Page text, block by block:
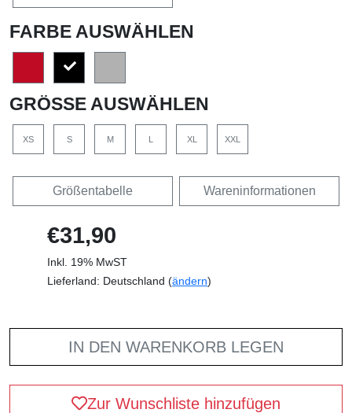
FARBE AUSWÄHLEN
GRÖSSE AUSWÄHLEN
XS S M L XL XXL
Größentabelle Wareninformationen
€31,90
Inkl. 19% MwST
Lieferland: Deutschland (ändern)
IN DEN WARENKORB LEGEN
Zur Wunschliste hinzufügen